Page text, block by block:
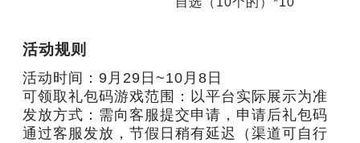
活动规则
活动时间：9月29日~10月8日
可领取礼包码游戏范围：以平台实际展示为准
发放方式：需向客服提交申请，申请后礼包码
通过客服发放，节假日稍有延迟（渠道可自行